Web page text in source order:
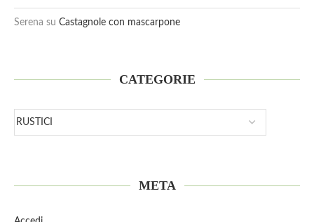
Serena su Castagnole con mascarpone
CATEGORIE
META